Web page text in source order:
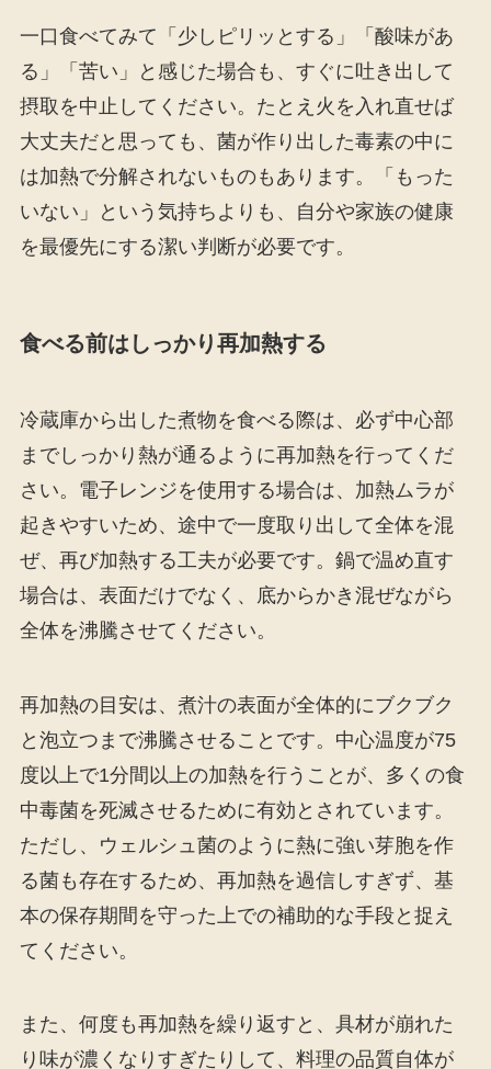
一口食べてみて「少しピリッとする」「酸味があ
る」「苦い」と感じた場合も、すぐに吐き出して
摂取を中止してください。たとえ火を入れ直せば
大丈夫だと思っても、菌が作り出した毒素の中に
は加熱で分解されないものもあります。「もった
いない」という気持ちよりも、自分や家族の健康
を最優先にする潔い判断が必要です。
食べる前はしっかり再加熱する
冷蔵庫から出した煮物を食べる際は、必ず中心部
までしっかり熱が通るように再加熱を行ってくだ
さい。電子レンジを使用する場合は、加熱ムラが
起きやすいため、途中で一度取り出して全体を混
ぜ、再び加熱する工夫が必要です。鍋で温め直す
場合は、表面だけでなく、底からかき混ぜながら
全体を沸騰させてください。
再加熱の目安は、煮汁の表面が全体的にブクブク
と泡立つまで沸騰させることです。中心温度が75
度以上で1分間以上の加熱を行うことが、多くの食
中毒菌を死滅させるために有効とされています。
ただし、ウェルシュ菌のように熱に強い芽胞を作
る菌も存在するため、再加熱を過信しすぎず、基
本の保存期間を守った上での補助的な手段と捉え
てください。
また、何度も再加熱を繰り返すと、具材が崩れた
り味が濃くなりすぎたりして、料理の品質自体が